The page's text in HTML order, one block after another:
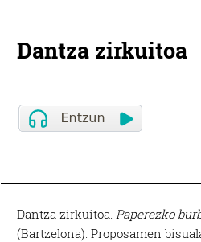
Dantza zirkuitoa
Dantza zirkuitoa.Paperezko
(Bartzelona). Proposamen